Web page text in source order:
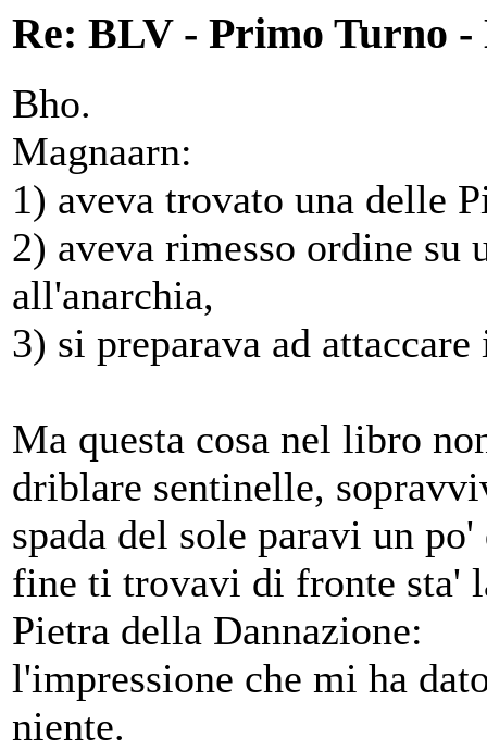
Re: BLV - Primo Turno
Bho.
Magnaarn:
1) aveva trovato una delle
2) aveva rimesso ordine
all'anarchia,
3) si preparava ad
Ma questa cosa nel libro
driblare sentinelle,
spada del sole paravi un
fine ti trovavi di fronte sta'
Pietra della Dannazione:
l'impressione che mi ha
niente.